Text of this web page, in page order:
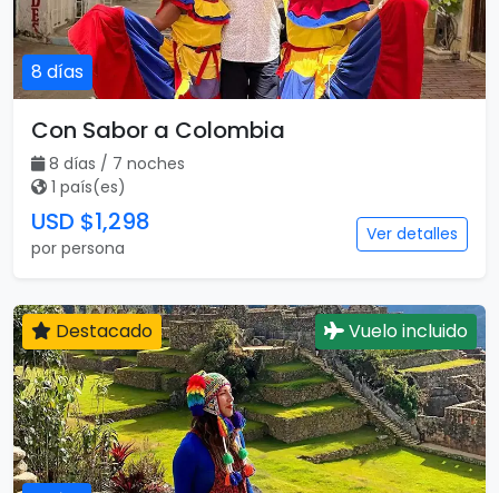
8 días
Con Sabor a Colombia
8 días / 7 noches
1 país(es)
USD $1,298
por persona
Ver detalles
Destacado Vuelo incluido